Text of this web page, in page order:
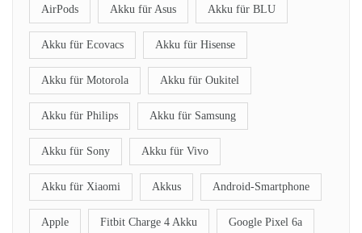
AirPods Akku für Asus Akku für BLU
Akku für Ecovacs Akku für Hisense
Akku für Motorola Akku für Oukitel
Akku für Philips Akku für Samsung
Akku für Sony Akku für Vivo
Akku für Xiaomi Akkus Android-Smartphone
Apple Fitbit Charge 4 Akku Google Pixel 6a